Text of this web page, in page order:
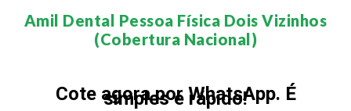
Amil Dental Pessoa Física Dois Vizinhos
(Cobertura Nacional)​
Cote agora por WhatsApp. É
simples e rápido!